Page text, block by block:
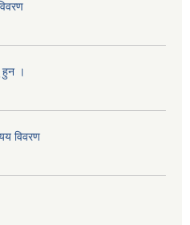
हुन ।
विवरण